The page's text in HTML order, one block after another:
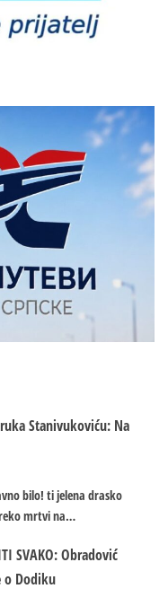
Stanivukoviću: Na
bilo! ti jelena drasko
mrtvi na…
SVAKO: Obradović
o Dodiku